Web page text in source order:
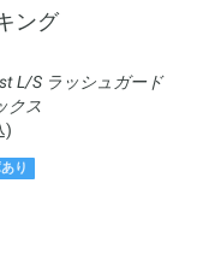
ング
L/S ラッシュガード
クス
)
り